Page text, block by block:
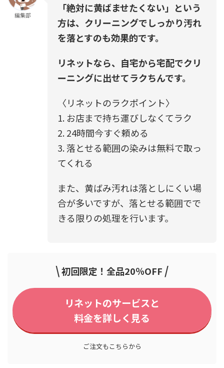
編集部
「絶対に黄ばませたくない」という
方は、クリーニングでしっかり汚れ
を落とすのも効果的です。
リネットなら、自宅から宅配でクリ
ーニングに出せてラクちんです。
〈リネットのラクポイント〉
1. お店まで持ち運びしなくてラク
2. 24時間今すぐ頼める
3. 落とせる範囲の染みは無料で取っ
てくれる
また、黄ばみ汚れは落としにくい場
合が多いですが、落とせる範囲でで
きる限りの処理を行います。
\初回限定！全品20％OFF /
リネットのサービスと
料金を詳しく見る
ご注文もこちらから